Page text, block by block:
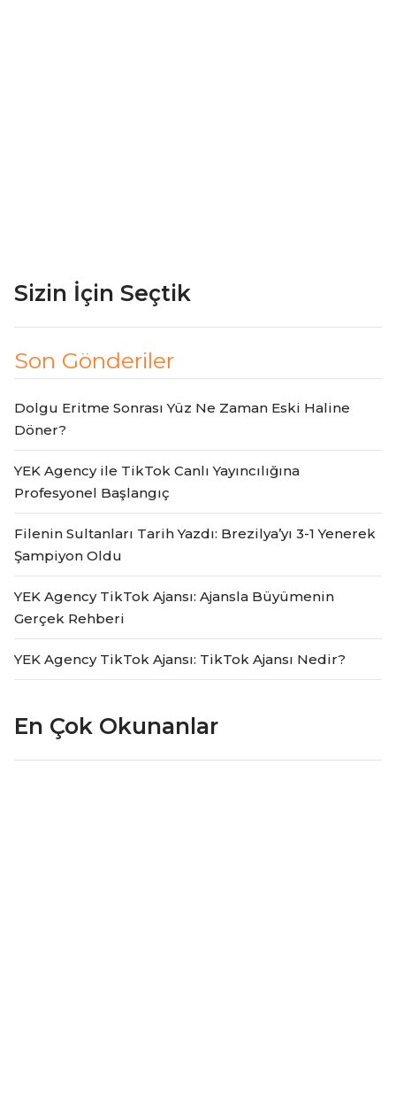
Sizin İçin Seçtik
Son Gönderiler
Dolgu Eritme Sonrası Yüz Ne Zaman Eski Haline
Döner?
YEK Agency ile TikTok Canlı Yayıncılığına
Profesyonel Başlangıç
Filenin Sultanları Tarih Yazdı: Brezilya’yı 3-1 Yenerek
Şampiyon Oldu
YEK Agency TikTok Ajansı: Ajansla Büyümenin
Gerçek Rehberi
YEK Agency TikTok Ajansı: TikTok Ajansı Nedir?
En Çok Okunanlar